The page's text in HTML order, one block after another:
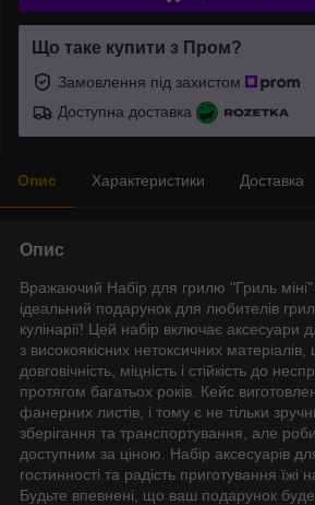
Що таке купити з Пром?
Замовлення під захистом
Доступна доставка
Опис Характеристики Доставка
Опис
Вражаючий Набір для грилю "Гриль міні"
ідеальний подарунок для любителів
кулінарії! Цей набір включає аксесуари
з високоякісних нетоксичних
довговічність, міцність і стійкість до
протягом багатьох років. Кейс
фанерних листів, і тому є не тільки
зберігання та транспортування, але
доступним за ціною. Набір аксесуарів
гостинності та радість приготування їжі
Будьте впевнені, що ваш подарунок